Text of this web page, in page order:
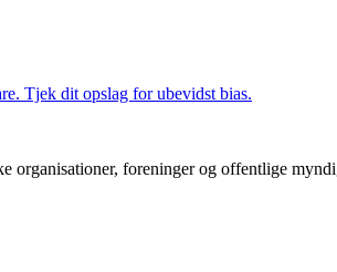
Tjek dit opslag for ubevidst bias.
foreninger og offentlige